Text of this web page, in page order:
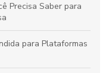
Precisa Saber para
para Plataformas